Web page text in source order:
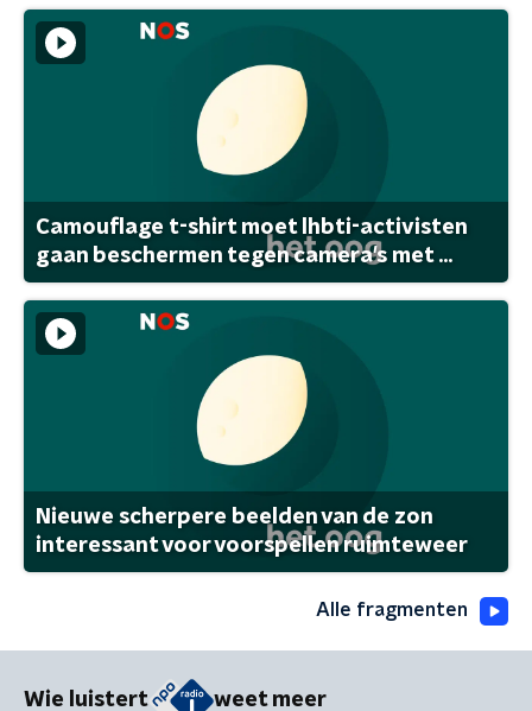
Camouflage t-shirt moet lhbti-activisten
gaan beschermen tegen camera's met ...
Nieuwe scherpere beelden van de zon
interessant voor voorspellen ruimteweer
Alle fragmenten
Wie luistert weet meer